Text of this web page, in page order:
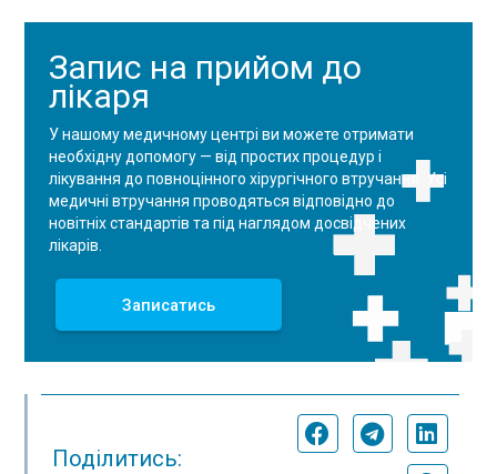
Запис на прийом до
лікаря
У нашому медичному центрі ви можете отримати
необхідну допомогу — від простих процедур і
лікування до повноцінного хірургічного втручання. Усі
медичні втручання проводяться відповідно до
новітніх стандартів та під наглядом досвідчених
лікарів.
Записатись
Поділитись: